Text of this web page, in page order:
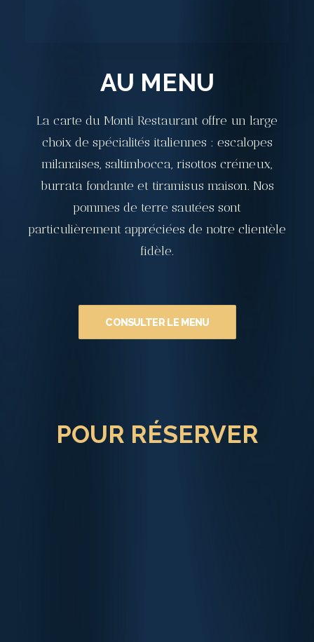
AU MENU
La carte du Monti Restaurant offre un large
choix de spécialités italiennes : escalopes
milanaises, saltimbocca, risottos crémeux,
burrata fondante et tiramisus maison. Nos
pommes de terre sautées sont
particulièrement appréciées de notre clientèle
fidèle.
CONSULTER LE MENU
POUR RÉSERVER